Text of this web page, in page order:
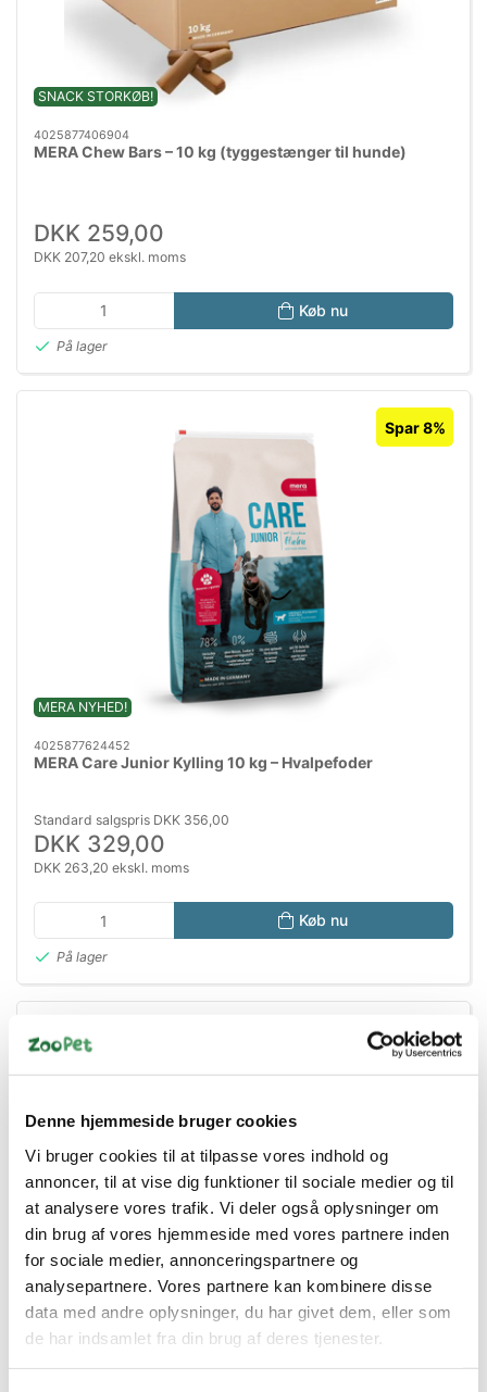
Denne hjemmeside bruger cookies
Vi bruger cookies til at tilpasse vores indhold og
annoncer, til at vise dig funktioner til sociale medier og til
at analysere vores trafik. Vi deler også oplysninger om
din brug af vores hjemmeside med vores partnere inden
for sociale medier, annonceringspartnere og
analysepartnere. Vores partnere kan kombinere disse
data med andre oplysninger, du har givet dem, eller som
de har indsamlet fra din brug af deres tjenester.
SNACK STORKØB!
4025877406904
MERA Chew Bars – 10 kg (tyggestænger til hunde)
DKK 259,00
DKK 207,20 ekskl. moms
Køb nu
På lager
MERA NYHED!
Spar 8%
4025877624452
MERA Care Junior Kylling 10 kg – Hvalpefoder
Standard salgspris DKK 356,00
DKK 329,00
DKK 263,20 ekskl. moms
Køb nu
På lager
MERASNACK
Mera Goody Snack Insekt & Ris 600g